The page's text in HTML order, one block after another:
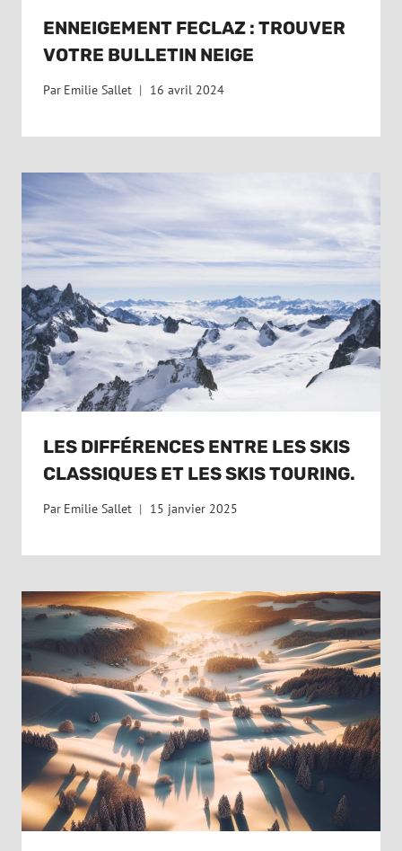
ENNEIGEMENT FECLAZ : TROUVER
VOTRE BULLETIN NEIGE
Par Emilie Sallet 16 avril 2024
LES DIFFÉRENCES ENTRE LES SKIS
CLASSIQUES ET LES SKIS TOURING.
Par Emilie Sallet 15 janvier 2025